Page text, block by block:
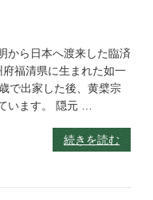
から日本へ渡来した臨済
福清県に生まれた如一
で出家した後、黄檗宗
います。 隠元 …
続きを読む